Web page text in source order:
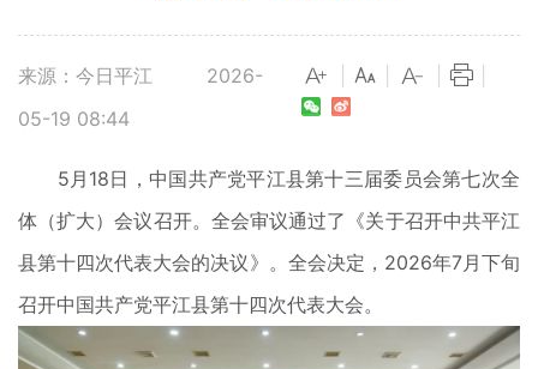
来源：今日平江
2026-
05-19 08:44
5月18日，中国共产党平江县第十三届委员会第七次全
体（扩大）会议召开。全会审议通过了《关于召开中共平江
县第十四次代表大会的决议》。全会决定，2026年7月下旬
召开中国共产党平江县第十四次代表大会。